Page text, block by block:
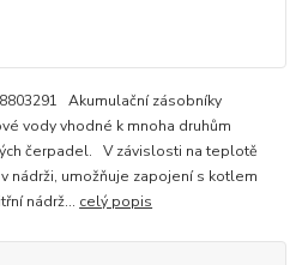
Akumulační zásobníky
vody vhodné k mnoha druhům
čerpadel. V závislosti na teplotě
nádrži, umožňuje zapojení s kotlem
nádrž... celý popis